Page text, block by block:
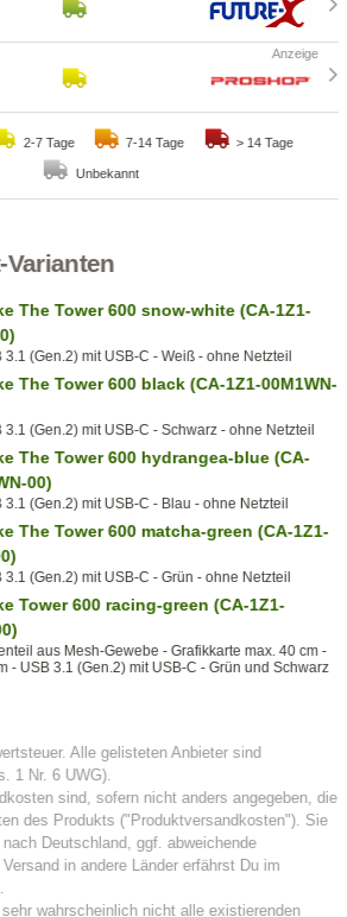
2-7 Tage 7-14 Tage > 14 Tage
Unbekannt
The Tower 600 snow-white (CA-1Z1-
(Gen.2) mit USB-C - Weiß - ohne Netzteil
The Tower 600 black (CA-1Z1-00M1WN-
3.1 (Gen.2) mit USB-C - Schwarz - ohne Netzteil
The Tower 600 hydrangea-blue (CA-
00)
(Gen.2) mit USB-C - Blau - ohne Netzteil
The Tower 600 matcha-green (CA-1Z1-
(Gen.2) mit USB-C - Grün - ohne Netzteil
Tower 600 racing-green (CA-1Z1-
aus Mesh-Gewebe - Grafikkarte max. 40 cm -
- USB 3.1 (Gen.2) mit USB-C - Grün und Schwarz